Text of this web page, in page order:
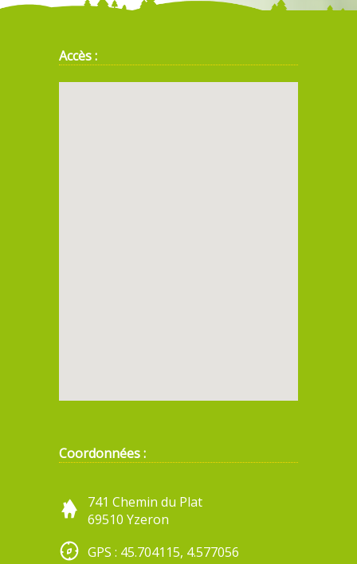
Accès :
Coordonnées :
741 Chemin du Plat
69510 Yzeron
GPS : 45.704115, 4.577056